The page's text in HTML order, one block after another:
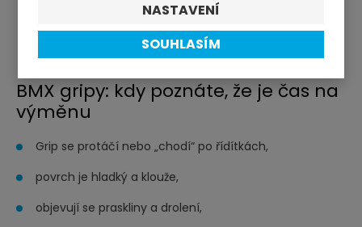
NASTAVENÍ
SOUHLASÍM
ZOBRAZIT VÍCE PRODUKTŮ
BMX gripy: kdy poznáte, že je čas na
výměnu
Grip se protáčí nebo „chodí“ po řídítkách,
povrch je hladký a klouže,
objevují se praskliny a drolení,